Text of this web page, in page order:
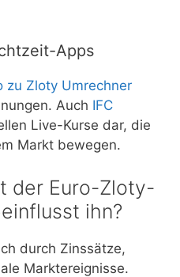
Apps
zu Zloty Umrechner
Auch IFC
Live-Kurse dar, die
Markt bewegen.
der Euro-Zloty-
ihn?
durch Zinssätze,
Marktereignisse.